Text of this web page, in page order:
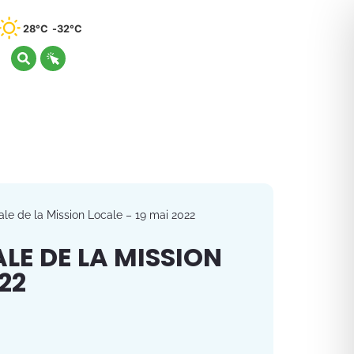
28°C 32°C
de la Mission Locale – 19 mai 2022
DE LA MISSION